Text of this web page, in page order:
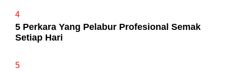
4
5 Perkara Yang Pelabur Profesional Semak
Setiap Hari
5